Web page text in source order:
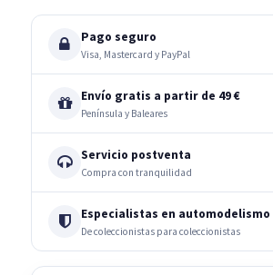
Pago seguro
Visa, Mastercard y PayPal
Envío gratis a partir de 49 €
Península y Baleares
Servicio postventa
Compra con tranquilidad
Especialistas en automodelismo
De coleccionistas para coleccionistas